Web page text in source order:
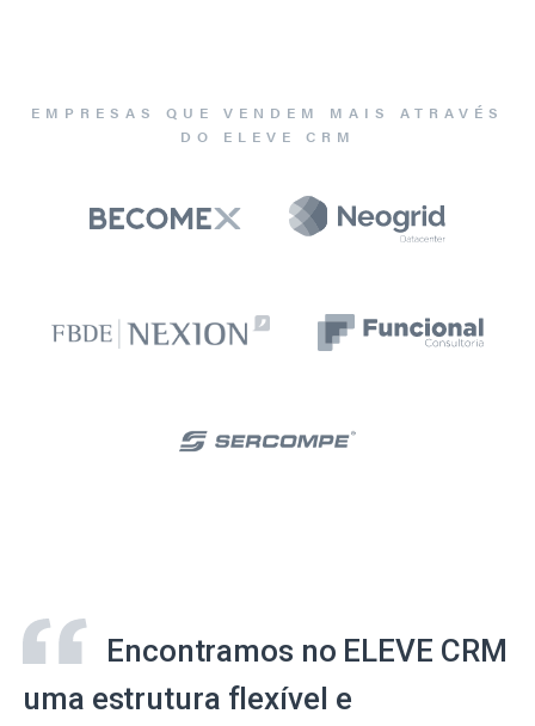
EMPRESAS QUE VENDEM MAIS ATRAVÉS
DO ELEVE CRM
Encontramos no ELEVE CRM
uma estrutura flexível e